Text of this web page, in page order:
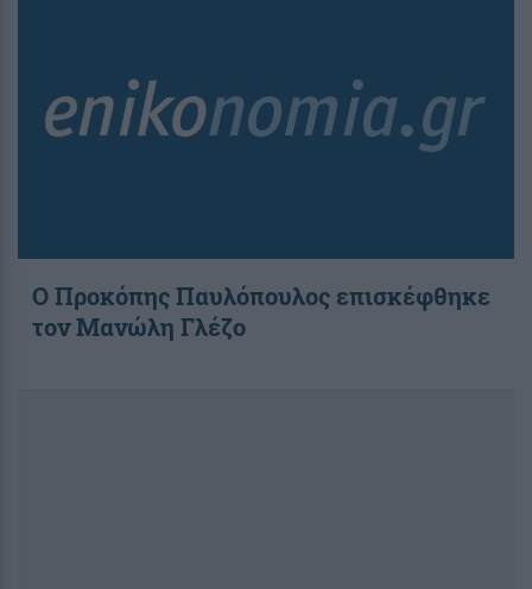
Ο Προκόπης Παυλόπουλος επισκέφθηκε
τον Μανώλη Γλέζο